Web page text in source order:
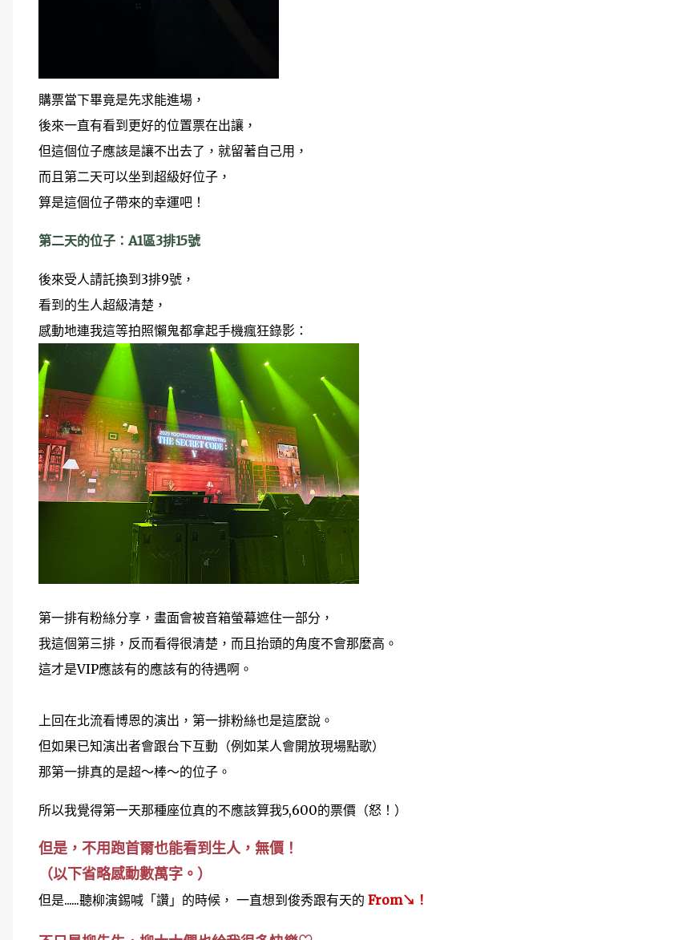
購票當下畢竟是先求能進場，
後來一直有看到更好的位置票在出讓，
但這個位子應該是讓不出去了，就留著自己用，
而且第二天可以坐到超級好位子，
算是這個位子帶來的幸運吧！
第二天的位子：A1區3排15號
後來受人請託換到3排9號，
看到的生人超級清楚，
感動地連我這等拍照懶鬼都拿起手機瘋狂錄影：
第一排有粉絲分享，畫面會被音箱螢幕遮住一部分，
我這個第三排，反而看得很清楚，而且抬頭的角度不會那麼高。
這才是VIP應該有的應該有的待遇啊。
上回在北流看博恩的演出，第一排粉絲也是這麼說。
但如果已知演出者會跟台下互動（例如某人會開放現場點歌）
那第一排真的是超～棒～的位子。
所以我覺得第一天那種座位真的不應該算我5,600的票價（怒！）
但是，不用跑首爾也能看到生人，無價！
（以下省略感動數萬字。）
但是......聽柳演錫喊「讚」的時候， 一直想到俊秀跟有天的 From↘！